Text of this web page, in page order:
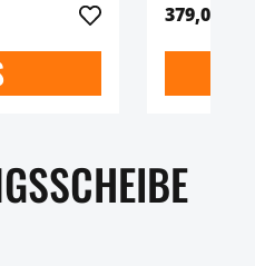
379,00 €